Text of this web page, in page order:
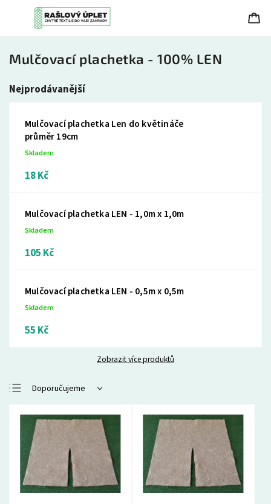
Mulčovací plachetka - 100% LEN
Nejprodávanější
Mulčovací plachetka Len do květináče
průměr 19cm
Skladem
18 Kč
Mulčovací plachetka LEN - 1,0m x 1,0m
Skladem
105 Kč
Mulčovací plachetka LEN - 0,5m x 0,5m
Skladem
55 Kč
Zobrazit více produktů
Doporučujeme
Nejdražší
Nejprodávanější
Abecedně